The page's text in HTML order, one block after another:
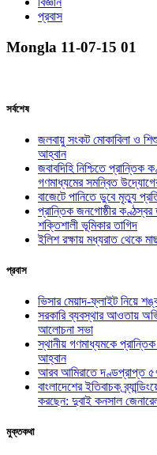
প্রবাস
Mongla 11-07-15 01
সর্বশেষ
জলবায়ু সংকট মোকাবিলা ও
আহ্বান
জবাবদিহি নিশ্চিতে
গণমাধ্যমের সমন্বিত
বাজেটে পানিতে ডুবে মৃত্যু
প্রান্তিক জনগোষ্ঠীর
শক্তিশালী ভূমিকার তাগিদ
ইলিশ রক্ষায় মধ্যরাত থেকে
প্রবাস
ভিসার মেয়াদ-ফ্লাইট নিয়ে
সরকারি ব্যবস্থার আওতায়
আলোচনা সভা
স্থানীয় গণমাধ্যমকে
আহ্বান
আরব আমিরাতে দণ্ডপ্রাপ্ত ৫৭
বাংলাদেশের ইতিবাচক
করছেন: দুবাই কনসাল
মুক্তকথা